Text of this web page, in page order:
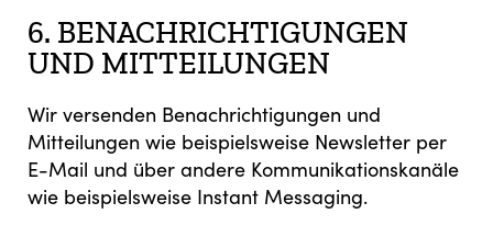
6. BENACHRICHTIGUNGEN
UND MITTEILUNGEN
Wir versenden Benachrichtigungen und
Mitteilungen wie beispielsweise Newsletter per
E-Mail und über andere Kommunikationskanäle
wie beispielsweise Instant Messaging.